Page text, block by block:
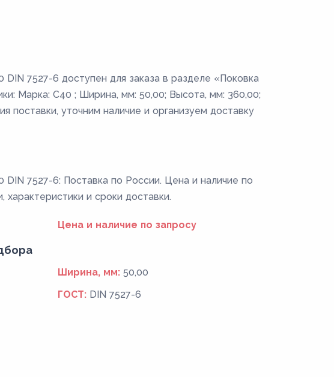
7527-6 доступен для заказа в разделе «Поковка
Марка: C40 ; Ширина, мм: 50,00; Высота, мм: 360,00;
поставки, уточним наличие и организуем доставку
DIN 7527-6: Поставка по России. Цена и наличие по
характеристики и сроки доставки.
Цена и наличие по запросу
Ширина, мм: 50,00
ГОСТ: DIN 7527-6